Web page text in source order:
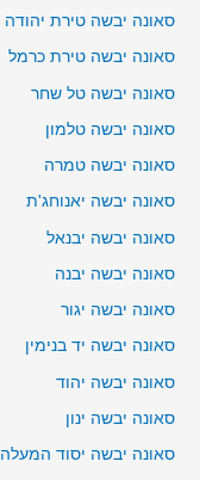
סאונה יבשה טירת יהודה
סאונה יבשה טירת כרמל
סאונה יבשה טל שחר
סאונה יבשה טלמון
סאונה יבשה טמרה
סאונה יבשה יאנוחג'ת
סאונה יבשה יבנאל
סאונה יבשה יבנה
סאונה יבשה יגור
סאונה יבשה יד בנימין
סאונה יבשה יהוד
סאונה יבשה ינון
סאונה יבשה יסוד המעלה